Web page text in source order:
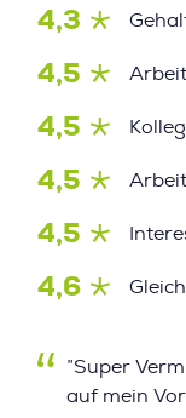
4,3
4,5
4,5
4,5
4,5
4,6
”Super
auf mein